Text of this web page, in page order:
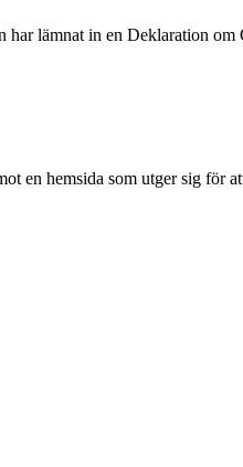
har lämnat in en Deklaration
en hemsida som utger sig för